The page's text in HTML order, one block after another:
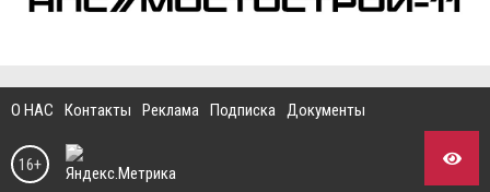
О НАС Контакты Реклама Подписка Документы
16+